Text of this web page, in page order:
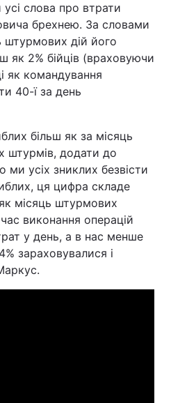
слова про втрати
брехнею. За словами
штурмових дій його
як 2% бійців (враховуючи
як командування
40-ї за день
більш як за місяць
штурмів, додати до
ми усіх зниклих безвісти
ця цифра складе
місяць штурмових
виконання операцій
у день, а в нас менше
зараховувалися і